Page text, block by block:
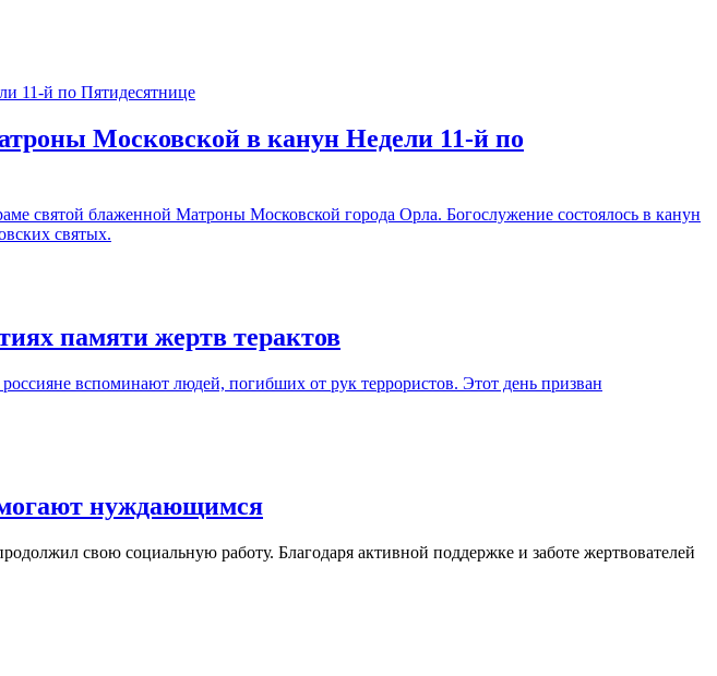
Московской в канун Недели 11-й по
святой блаженной Матроны Московской города Орла. Богослужение состоялось в канун
святых.
памяти жертв терактов
вспоминают людей, погибших от рук террористов. Этот день призван
нуждающимся
свою социальную работу. Благодаря активной поддержке и заботе жертвователей